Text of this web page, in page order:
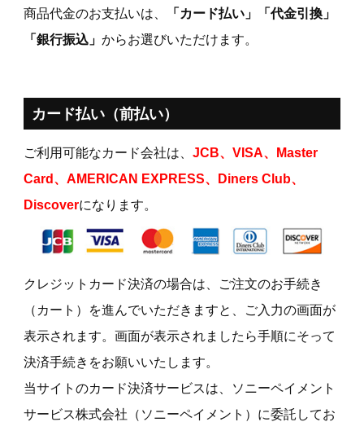
商品代金のお支払いは、
「カード払い」「代金引換」
「銀行振込」 からお選びいただけます。
カード払い（前払い）
ご利用可能なカード会社は、 JCB、VISA、Master
Card、AMERICAN EXPRESS、Diners Club、
Discoverになります。
クレジットカード決済の場合は、ご注文のお手続き
（カート）を進んでいただきますと、ご入力の画面が
表示されます。画面が表示されましたら手順にそって
決済手続きをお願いいたします。
当サイトのカード決済サービスは、ソニーペイメント
サービス株式会社（ソニーペイメント）に委託してお